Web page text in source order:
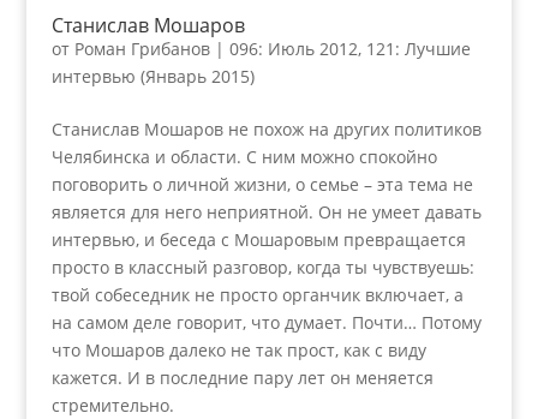
Станислав Мошаров
от Роман Грибанов| 096: Июль 2012, 121: Лучшие
интервью (Январь 2015)
Станислав Мошаров не похож на других политиков
Челябинска и области. С ним можно спокойно
поговорить о личной жизни, о семье – эта тема не
является для него неприятной. Он не умеет давать
интервью, и беседа с Мошаровым превращается
просто в классный разговор, когда ты чувствуешь:
твой собеседник не просто органчик включает, а
на самом деле говорит, что думает. Почти… Потому
что Мошаров далеко не так прост, как с виду
кажется. И в последние пару лет он меняется
стремительно.